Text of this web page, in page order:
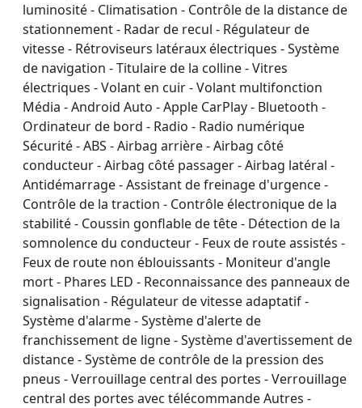
luminosité - Climatisation - Contrôle de la distance de
stationnement - Radar de recul - Régulateur de
vitesse - Rétroviseurs latéraux électriques - Système
de navigation - Titulaire de la colline - Vitres
électriques - Volant en cuir - Volant multifonction
Média - Android Auto - Apple CarPlay - Bluetooth -
Ordinateur de bord - Radio - Radio numérique
Sécurité - ABS - Airbag arrière - Airbag côté
conducteur - Airbag côté passager - Airbag latéral -
Antidémarrage - Assistant de freinage d'urgence -
Contrôle de la traction - Contrôle électronique de la
stabilité - Coussin gonflable de tête - Détection de la
somnolence du conducteur - Feux de route assistés -
Feux de route non éblouissants - Moniteur d'angle
mort - Phares LED - Reconnaissance des panneaux de
signalisation - Régulateur de vitesse adaptatif -
Système d'alarme - Système d'alerte de
franchissement de ligne - Système d'avertissement de
distance - Système de contrôle de la pression des
pneus - Verrouillage central des portes - Verrouillage
central des portes avec télécommande Autres -